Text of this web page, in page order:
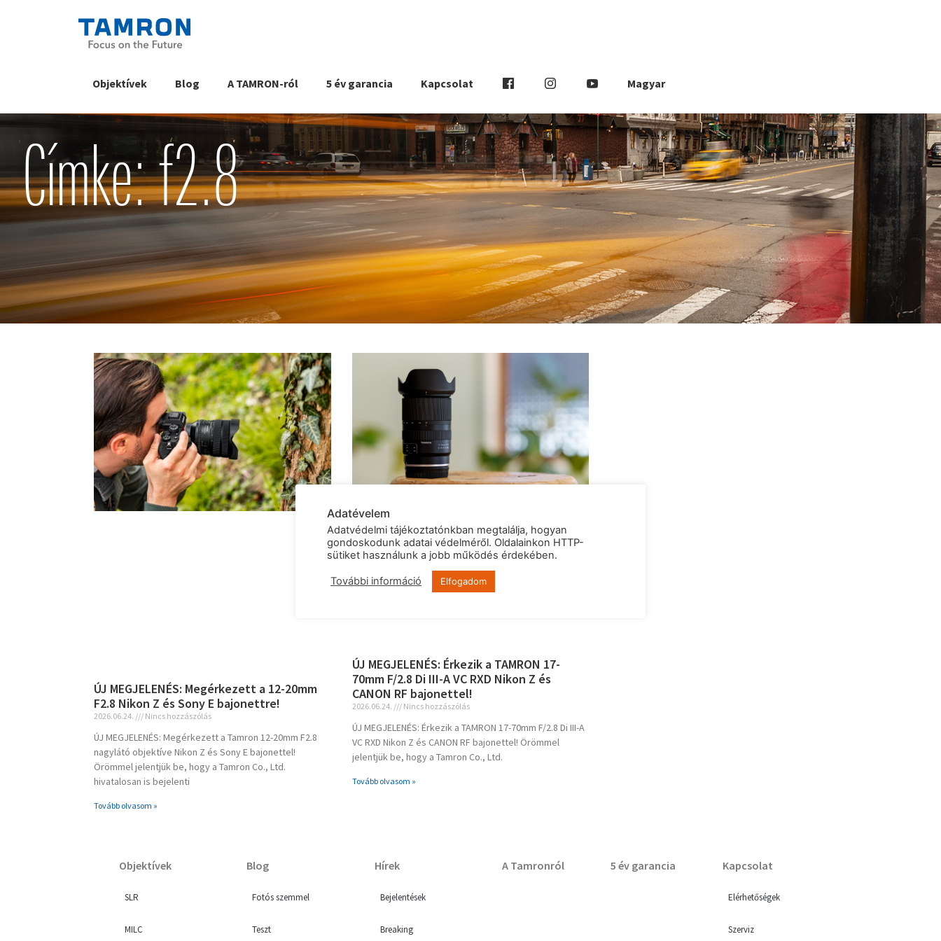
Objektívek Blog A TAMRON-ról 5 év garancia Kapcsolat Magyar
Címke: f2.8
ÚJ MEGJELENÉS: Megérkezett a 12-20mm
F2.8 Nikon Z és Sony E bajonettre!
2026.06.24. Nincs hozzászólás
ÚJ MEGJELENÉS: Megérkezett a Tamron 12-20mm F2.8
nagylátó objektíve Nikon Z és Sony E bajonettel!
Örömmel jelentjük be, hogy a Tamron Co., Ltd.
hivatalosan is bejelenti
Tovább olvasom »
ÚJ MEGJELENÉS: Érkezik a TAMRON 17-
70mm F/2.8 Di III-A VC RXD Nikon Z és
CANON RF bajonettel!
2026.06.24. Nincs hozzászólás
ÚJ MEGJELENÉS: Érkezik a TAMRON 17-70mm F/2.8 Di III-A
VC RXD Nikon Z és CANON RF bajonettel! Örömmel
jelentjük be, hogy a Tamron Co., Ltd.
Tovább olvasom »
Objektívek
SLR
MILC
Blog
Fotós szemmel
Teszt
Hírek
Bejelentések
Breaking
A Tamronról 5 év garancia Kapcsolat
Elérhetőségek
Szerviz
Adatévelem
Adatvédelmi tájékoztatónkban megtalálja, hogyan
gondoskodunk adatai védelméről. Oldalainkon HTTP-
sütiket használunk a jobb működés érdekében.
További információ Elfogadom